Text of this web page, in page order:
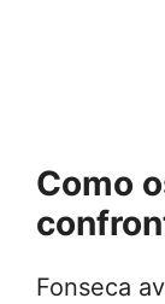
Como
Fonseca